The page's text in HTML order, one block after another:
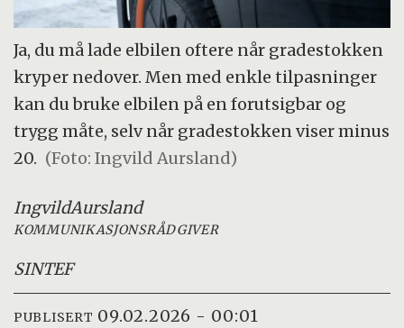
Ja, du må lade elbilen oftere når gradestokken
kryper nedover. Men med enkle tilpasninger
kan du bruke elbilen på en forutsigbar og
trygg måte, selv når gradestokken viser minus
20. (Foto: Ingvild Aursland)
IngvildAursland
KOMMUNIKASJONSRÅDGIVER
SINTEF
PUBLISERT 09.02.2026 - 00:01